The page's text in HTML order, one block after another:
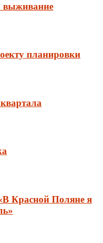
выживание
планировки
Красной Поляне я